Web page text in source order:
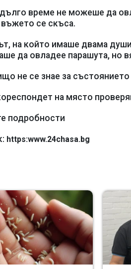
време не можеше да
се скъса.
на който имаше двама
да овладее парашута, но
не се знае за
на място
подробности
https:www.24chasa.bg